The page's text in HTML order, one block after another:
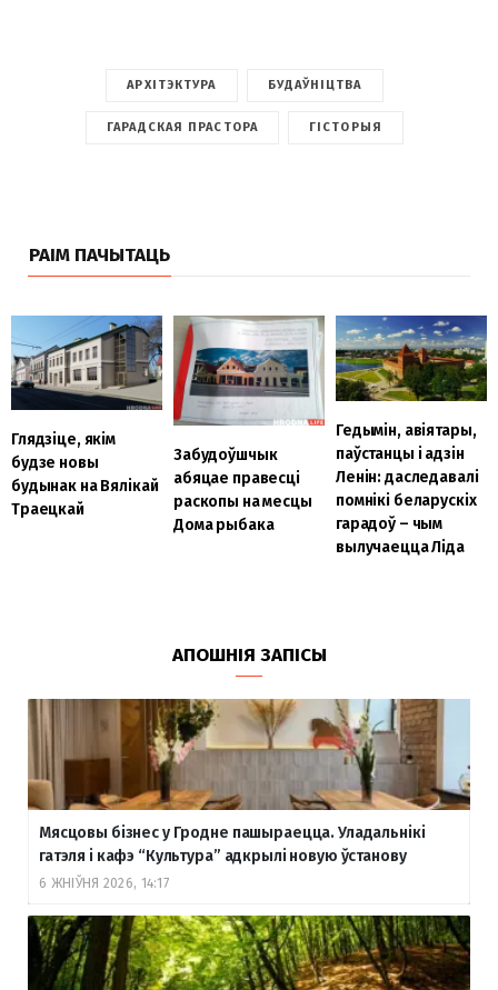
АРХІТЭКТУРА БУДАЎНІЦТВА
ГАРАДСКАЯ ПРАСТОРА ГІСТОРЫЯ
РАІМ ПАЧЫТАЦЬ
Глядзіце, якім
будзе новы
будынак на Вялікай
Траецкай
Забудоўшчык
абяцае правесці
раскопы на месцы
Дома рыбака
Гедымін, авіятары,
паўстанцы і адзін
Ленін: даследавалі
помнікі беларускіх
гарадоў – чым
вылучаецца Ліда
АПОШНІЯ ЗАПІСЫ
Мясцовы бізнес у Гродне пашыраецца. Уладальнікі
гатэля і кафэ “Культура” адкрылі новую ўстанову
6 ЖНІЎНЯ 2026, 14:17